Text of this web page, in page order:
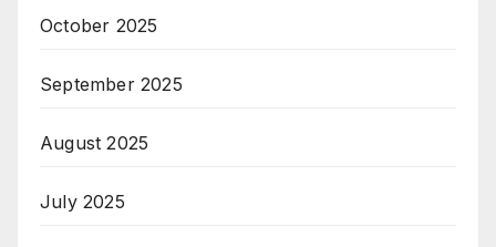
October 2025
September 2025
August 2025
July 2025